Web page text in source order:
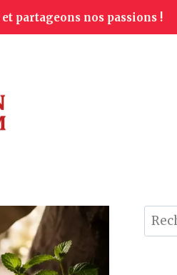
et partageons nos passions !